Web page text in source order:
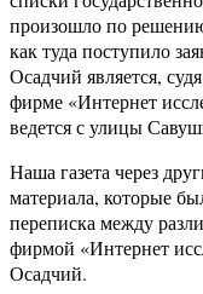
произошло по
как туда поступило
Осадчий является,
фирме «Интернет
ведется с улицы
Наша газета через
материала, которые
переписка между
фирмой «Интернет
Осадчий.